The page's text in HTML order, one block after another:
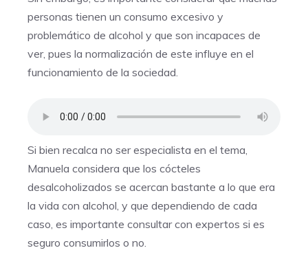
personas tienen un consumo excesivo y
problemático de alcohol y que son incapaces de
ver, pues la normalización de este influye en el
funcionamiento de la sociedad.
Si bien recalca no ser especialista en el tema,
Manuela considera que los cócteles
desalcoholizados se acercan bastante a lo que era
la vida con alcohol, y que dependiendo de cada
caso, es importante consultar con expertos si es
seguro consumirlos o no.